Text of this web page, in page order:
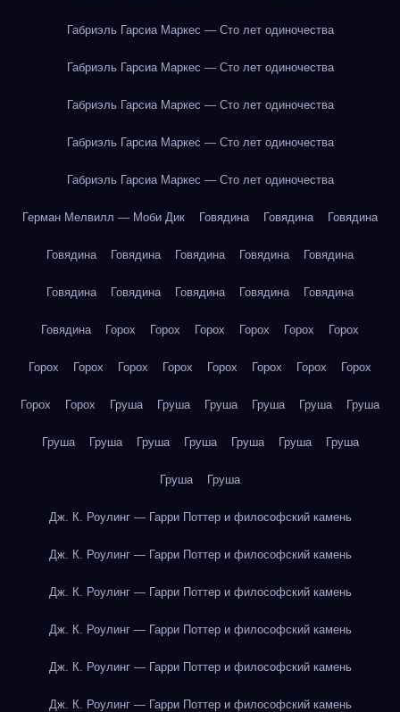
Габриэль Гарсиа Маркес — Сто лет одиночества
Габриэль Гарсиа Маркес — Сто лет одиночества
Габриэль Гарсиа Маркес — Сто лет одиночества
Габриэль Гарсиа Маркес — Сто лет одиночества
Габриэль Гарсиа Маркес — Сто лет одиночества
Герман Мелвилл — Моби Дик Говядина Говядина Говядина
Говядина Говядина Говядина Говядина Говядина
Говядина Говядина Говядина Говядина Говядина
Говядина Горох Горох Горох Горох Горох Горох
Горох Горох Горох Горох Горох Горох Горох Горох
Горох Горох Груша Груша Груша Груша Груша Груша
Груша Груша Груша Груша Груша Груша Груша
Груша Груша
Дж. К. Роулинг — Гарри Поттер и философский камень
Дж. К. Роулинг — Гарри Поттер и философский камень
Дж. К. Роулинг — Гарри Поттер и философский камень
Дж. К. Роулинг — Гарри Поттер и философский камень
Дж. К. Роулинг — Гарри Поттер и философский камень
Дж. К. Роулинг — Гарри Поттер и философский камень